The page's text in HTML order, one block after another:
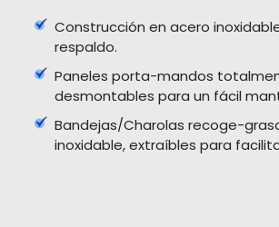
Construcción en acero
respaldo.
Paneles porta-mandos
desmontables para un fácil
Bandejas/Charolas recoge-
inoxidable, extraíbles para